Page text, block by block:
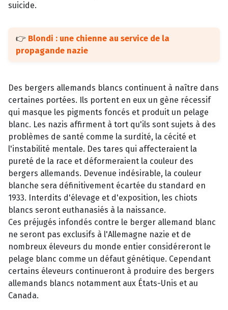
suicide.
👉 Blondi : une chienne au service de la
propagande nazie
Des bergers allemands blancs continuent à naître dans
certaines portées. Ils portent en eux un gène récessif
qui masque les pigments foncés et produit un pelage
blanc. Les nazis affirment à tort qu'ils sont sujets à des
problèmes de santé comme la surdité, la cécité et
l'instabilité mentale. Des tares qui affecteraient la
pureté de la race et déformeraient la couleur des
bergers allemands. Devenue indésirable, la couleur
blanche sera définitivement écartée du standard en
1933. Interdits d'élevage et d'exposition, les chiots
blancs seront euthanasiés à la naissance.
Ces préjugés infondés contre le berger allemand blanc
ne seront pas exclusifs à l'Allemagne nazie et de
nombreux éleveurs du monde entier considéreront le
pelage blanc comme un défaut génétique. Cependant
certains éleveurs continueront à produire des bergers
allemands blancs notamment aux États-Unis et au
Canada.